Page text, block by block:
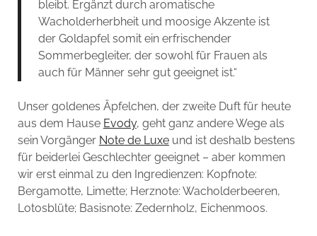
bleibt. Ergänzt durch aromatische
Wacholderherbheit und moosige Akzente ist
der Goldapfel somit ein erfrischender
Sommerbegleiter, der sowohl für Frauen als
auch für Männer sehr gut geeignet ist.“
Unser goldenes Äpfelchen, der zweite Duft für heute
aus dem Hause Evody, geht ganz andere Wege als
sein Vorgänger Note de Luxeund ist deshalb bestens
für beiderlei Geschlechter geeignet – aber kommen
wir erst einmal zu den Ingredienzen: Kopfnote:
Bergamotte, Limette; Herznote: Wacholderbeeren,
Lotosblüte; Basisnote: Zedernholz, Eichenmoos.